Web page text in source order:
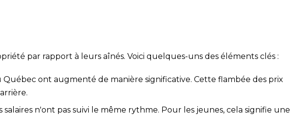
par rapport à leurs aînés. Voici quelques-uns des éléments clés :
ont augmenté de manière significative. Cette flambée des prix
n'ont pas suivi le même rythme. Pour les jeunes, cela signifie une